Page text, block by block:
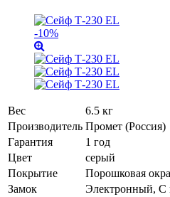
-10%
Вес
6.5 кг
Производитель Промет (Россия)
Гарантия
1 год
Цвет
серый
Покрытие
Порошковая
Замок
Электронный, С